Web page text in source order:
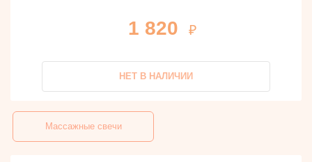
1 820
НЕТ В НАЛИЧИИ
Массажные свечи